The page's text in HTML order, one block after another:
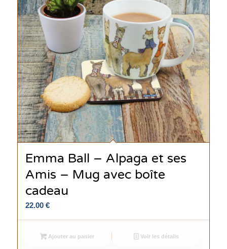
Emma Ball – Alpaga et ses
Amis – Mug avec boîte
cadeau
22.00 €
Ajouter au panier Voir les détails